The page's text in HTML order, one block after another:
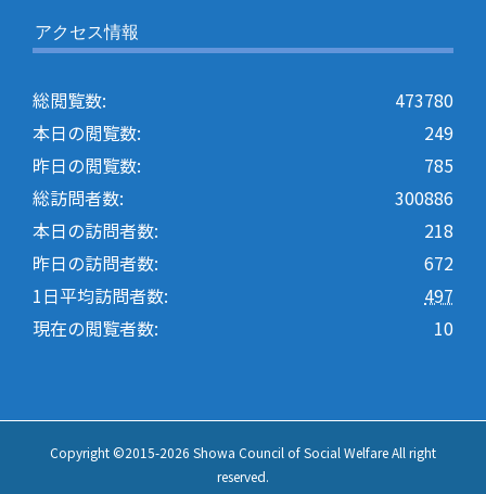
アクセス情報
473780
総閲覧数:
249
本日の閲覧数:
785
昨日の閲覧数:
300886
総訪問者数:
218
本日の訪問者数:
672
昨日の訪問者数:
497
1日平均訪問者数:
10
現在の閲覧者数:
Copyright ©2015-2026 Showa Council of Social Welfare All right
reserved.